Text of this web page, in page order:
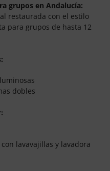
grupos en Andalucía:
restaurada con el estilo
para grupos de hasta 12
dobles
lavavajillas y lavadora